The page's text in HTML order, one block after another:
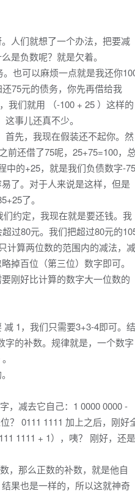
人们就想了一个办法，把要减
是负数呢？就是欠着。
也可以麻烦一点就是我还你
75元的债务，你先再借给我
我们就用 （-100 + 25 ）这样的
事儿还真不少。
首先，我现在假装还不起你。然
前还借了75呢，25+75=100，
中的+25，就是我们负债数字-75
了。对于人来说是这样，但是
了。
约定，我现在就是要还钱。我
过80元。我们把超过80元的
计算两位数的范围内的减法，减
掉百位（第三位）数字即可。
刚好比计算的数字大一位数的
1，我们只需要3+3-4即可。结
字的补数。规律就是，一个数字
，减去它自己：1 0000 0000 -
？ 0111 1111 加上之后，刚好
1111 + 1），咦？ 刚好，还是
，那么正数的补数，就是他自
果也是一样的，所以这就神奇